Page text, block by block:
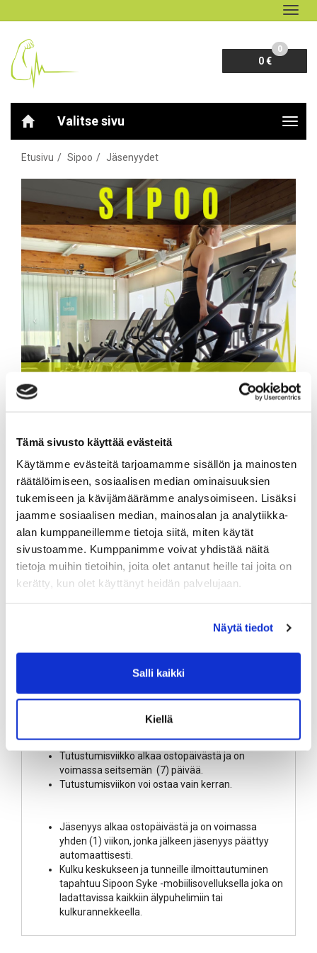
Tämä sivusto käyttää evästeitä
Käytämme evästeitä tarjoamamme sisällön ja mainosten
räätälöimiseen, sosiaalisen median ominaisuuksien
tukemiseen ja kävijämäärämme analysoimiseen. Lisäksi
jaamme sosiaalisen median, mainosalan ja analytiikka-
alan kumppaneillemme tietoja siitä, miten käytät
sivustoamme. Kumppanimme voivat yhdistää näitä
tietoja muihin tietoihin, joita olet antanut heille tai joita on
kerätty, kun olet käyttänyt heidän palvelujaan.
Näytä tiedot
Salli kaikki
Kiellä
0 €
0
Valitse sivu
Etusivu Sipoo Jäsenyydet
Viikon tutustuminen
Tutustu viikon ajan liikuntakeskuksemme palveluihin ja päätä
vasta sen jälkeen haluatko liittyä jäseneksi. Tutustumisviikko
Lisää tuote ostoskoriin ja siirry kassalle. Kassalla voit valita
maksutavaksi joko verkkomaksun tai maksun
laskulla, liikuntarahalla, pankkikortilla.
+ Viikko
Tutustumisviikko alkaa ostopäivästä ja on
voimassa seitsemän (7) päivää.
Tutustumisviikon voi ostaa vain kerran.
Jäsenyys alkaa ostopäivästä ja on voimassa
yhden (1) viikon, jonka jälkeen jäsenyys päättyy
automaattisesti.
Kulku keskukseen ja tunneille ilmoittautuminen
tapahtuu Sipoon Syke -mobiilisovelluksella joka on
ladattavissa kaikkiin älypuhelimiin tai
kulkurannekkeella.